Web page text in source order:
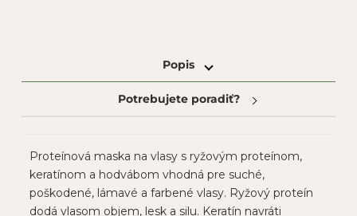
Popis
Potrebujete poradiť?
Proteínová maska na vlasy s ryžovým proteínom,
keratínom a hodvábom vhodná pre suché,
poškodené, lámavé a farbené vlasy. Ryžový proteín
dodá vlasom objem, lesk a silu. Keratín navráti